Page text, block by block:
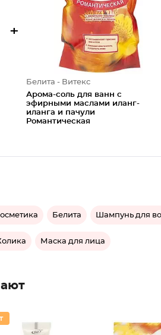
+
Белита - Витекс
Арома-соль для ванн с
эфирными маслами иланг-
иланга и пачули
Романтическая
Белита Шампунь для
Маска для лица